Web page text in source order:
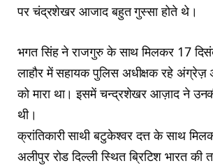
पर चंद्रशेखर आजाद बहुत गुस्सा होते थे।
भगत सिंह ने राजगुरु के साथ मिलकर 17
लाहौर में सहायक पुलिस अधीक्षक रहे अंग्रेज़
को मारा था। इसमें चन्द्रशेखर आज़ाद ने
थी।
क्रांतिकारी साथी बटुकेश्वर दत्त के साथ
अलीपुर रोड दिल्ली स्थित ब्रिटिश भारत की